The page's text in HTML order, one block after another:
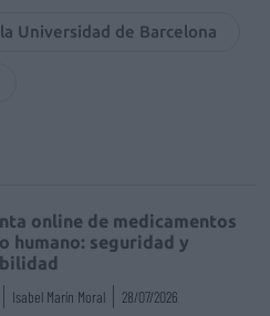
Universidad de Barcelona
online de medicamentos
humano: seguridad y
Isabel Marín Moral 28/07/2026